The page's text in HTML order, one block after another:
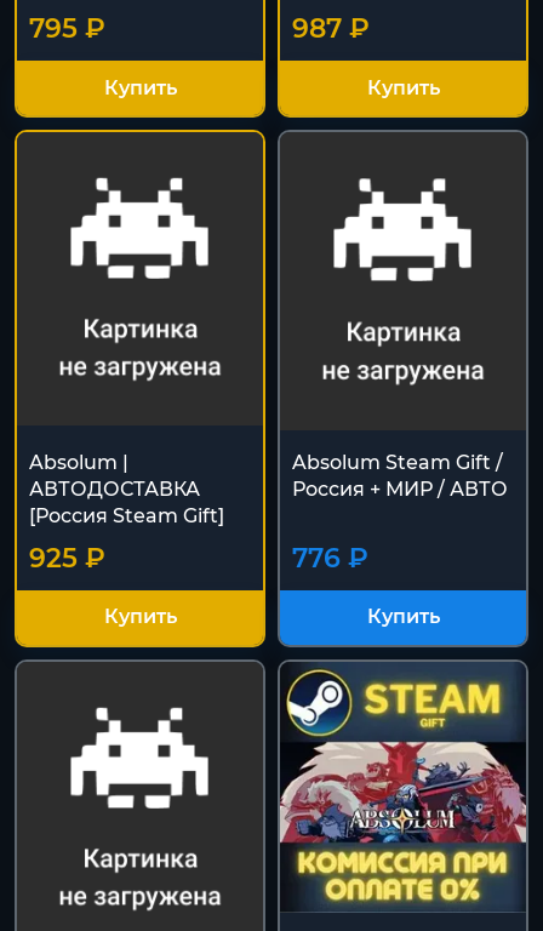
795 ₽
Купить
987 ₽
Купить
Absolum |
АВТОДОСТАВКА
[Россия Steam Gift]
925 ₽
Купить
Absolum Steam Gift /
Россия + МИР / АВТО
776 ₽
Купить